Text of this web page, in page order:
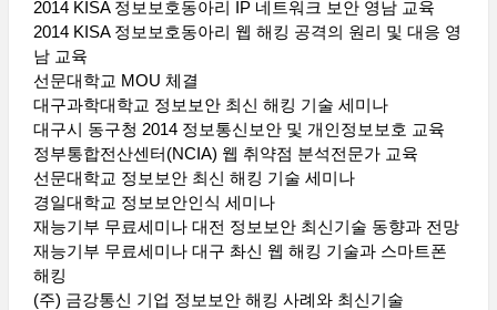
2014 KISA 정보보호동아리 IP 네트워크 보안 영남 교육
2014 KISA 정보보호동아리 웹 해킹 공격의 원리 및 대응 영
남 교육
선문대학교 MOU 체결
대구과학대학교 정보보안 최신 해킹 기술 세미나
대구시 동구청 2014 정보통신보안 및 개인정보보호 교육
정부통합전산센터(NCIA) 웹 취약점 분석전문가 교육
선문대학교 정보보안 최신 해킹 기술 세미나
경일대학교 정보보안인식 세미나
재능기부 무료세미나 대전 정보보안 최신기술 동향과 전망
재능기부 무료세미나 대구 촤신 웹 해킹 기술과 스마트폰
해킹
(주) 금강통신 기업 정보보안 해킹 사례와 최신기술